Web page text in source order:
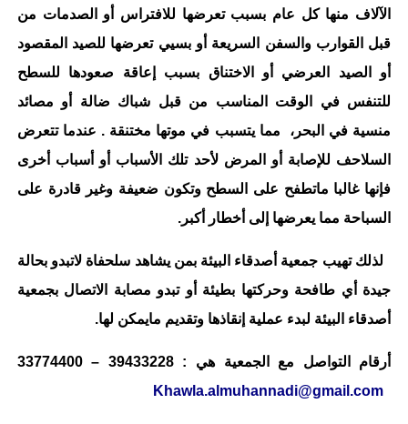
الآلاف منها كل عام بسبب تعرضها للافتراس أو الصدمات من
قبل القوارب والسفن السريعة أو بسيي تعرضها للصيد المقصود
أو الصيد العرضي أو الاختناق بسبب إعاقة صعودها للسطح
للتنفس في الوقت المناسب من قبل شباك ضالة أو مصائد
منسية في البحر، مما يتسبب في موتها مختنقة . عندما تتعرض
السلاحف للإصابة أو المرض لأحد تلك الأسباب أو أسباب أخرى
فإنها غالبا ماتطفح على السطح وتكون ضعيفة وغير قادرة على
السباحة مما يعرضها إلى أخطار أكبر.
لذلك تهيب جمعية أصدقاء البيئة بمن يشاهد سلحفاة لاتبدو بحالة
جيدة أي طافحة وحركتها بطيئة أو تبدو مصابة الاتصال بجمعية
أصدقاء البيئة لبدء عملية إنقاذها وتقديم مايمكن لها.
أرقام التواصل مع الجمعية هي : 39433228 – 33774400
Khawla.almuhannadi@gmail.com